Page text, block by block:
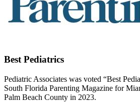
Best Pediatrics
Pediatric Associates was voted “Best
South Florida Parenting Magazine for
Palm Beach County in 2023.